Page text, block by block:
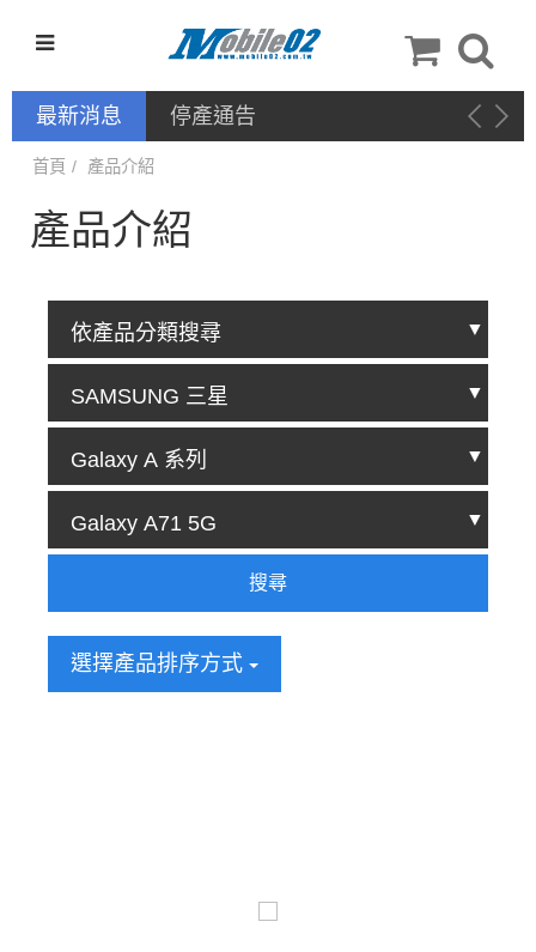
最新消息 停產通告
首頁 產品介紹
產品介紹
搜尋
選擇產品排序方式